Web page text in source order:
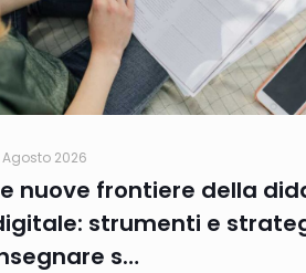
2026
nuove frontiere della
strumenti e
s…